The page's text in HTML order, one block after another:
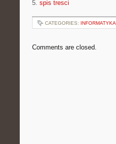
5. spis tresci
CATEGORIES: INFORMATYKA
Comments are closed.